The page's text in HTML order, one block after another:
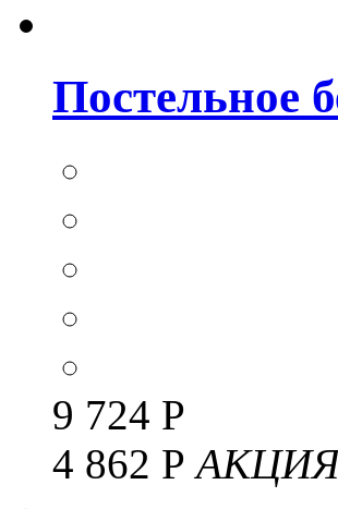
Постельное
9 724 Р
4 862 Р